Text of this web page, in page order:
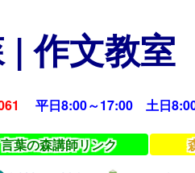
作文教室
平日8:00～17:00 土日
言葉の森講師リンク